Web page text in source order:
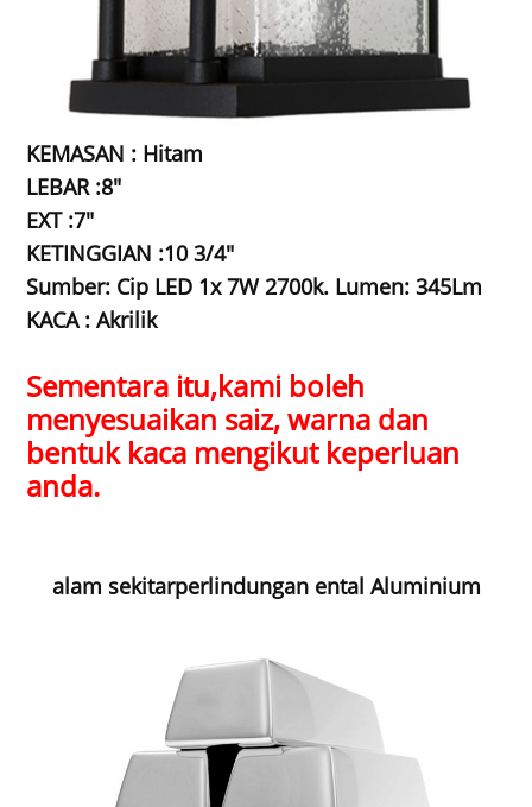
KEMASAN : Hitam
LEBAR :8"
EXT :7"
KETINGGIAN :10 3/4"
Sumber: Cip LED 1x 7W 2700k. Lumen: 345Lm
KACA : Akrilik
Sementara itu,kami boleh
menyesuaikan saiz, warna dan
bentuk kaca mengikut keperluan
anda.
alam sekitarperlindungan ental Aluminium